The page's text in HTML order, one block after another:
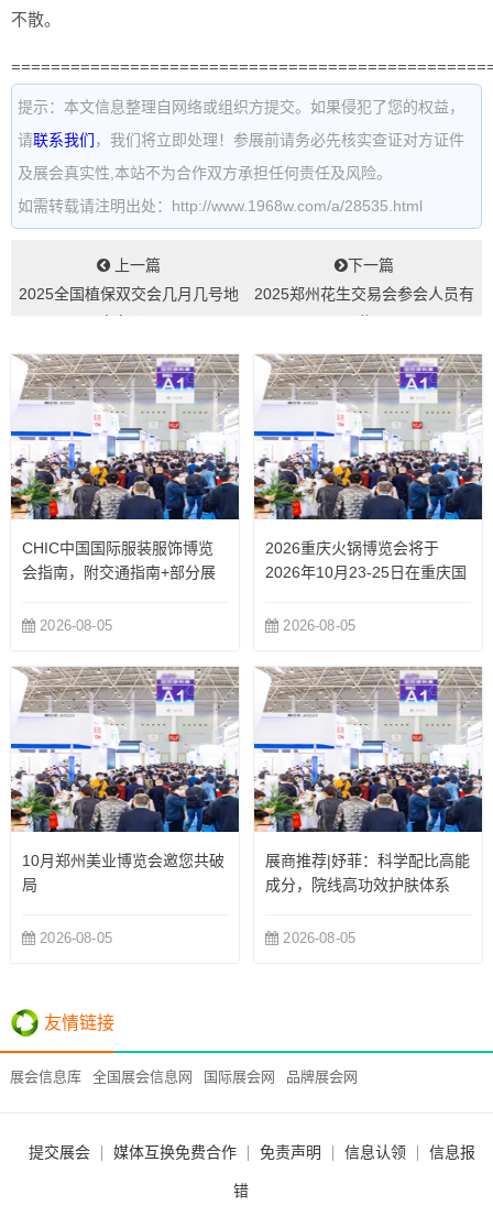
不散。
提示：本文信息整理自网络或组织方提交。如果侵犯了您的权益，
请联系我们 ，我们将立即处理！参展前请务必先核实查证对方证件
及展会真实性,本站不为合作双方承担任何责任及风险。
如需转载请注明出处：http://www.1968w.com/a/28535.html
上一篇
2025全国植保双交会几月几号地
下一篇
2025郑州花生交易会参会人员有
CHIC中国国际服装服饰博览
会指南，附交通指南+部分展
2026-08-05
2026重庆火锅博览会将于
2026年10月23-25日在重庆国
2026-08-05
10月郑州美业博览会邀您共破
局
2026-08-05
展商推荐|妤菲：科学配比高能
成分，院线高功效护肤体系
2026-08-05
友情链接
展会信息库 全国展会信息网 国际展会网 品牌展会网
提交展会 媒体互换免费合作 免责声明 信息认领 信息报
错